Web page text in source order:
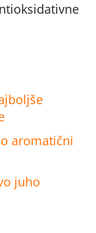
aromatični
juho